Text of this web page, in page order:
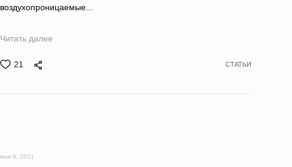
воздухопроницаемые...
Читать далее
21 СТАТЬИ
мая 9, 2021